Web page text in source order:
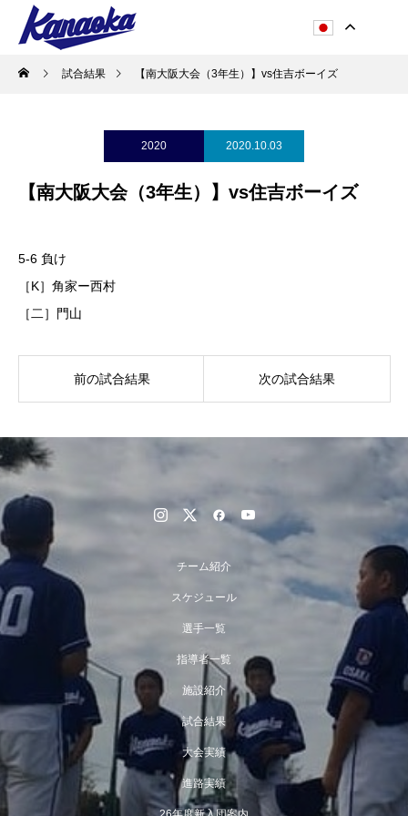
試合結果 【南大阪大会（3年生）】vs住吉ボーイズ
2020 2020.10.03
【南大阪大会（3年生）】vs住吉ボーイズ
5-6 負け
［K］角家ー西村
［二］門山
前の試合結果 次の試合結果
チーム紹介
スケジュール
選手一覧
指導者一覧
施設紹介
試合結果
大会実績
進路実績